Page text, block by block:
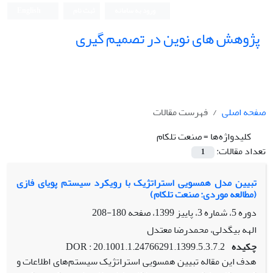
پژوهش های نوین در تصمیم گیری
صفحه اصلی
فهرست مقالات
کلیدواژه‌ها =صنعت تلکام
تعداد مقالات:
1
تبیین مدل همسویی استراتژیک با رویکرد سیستم پویای فازی
(مطالعه موردی: صنعت تلکام)
دوره 5، شماره 3، پاییز 1399، صفحه
180-208
الهه بیگدلی، محمدرضا معتدل
چکیده DOR : 20.1001.1.24766291.1399.5.3.7.2
هدف این مقاله تبیین همسویی استراتژیک سیستم‌های اطلاعات و